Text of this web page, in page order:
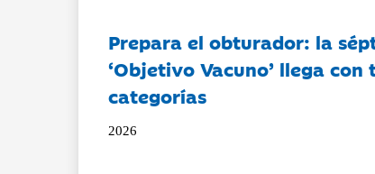
Prepara el obturador: la
‘Objetivo Vacuno’ llega con
categorías
2026